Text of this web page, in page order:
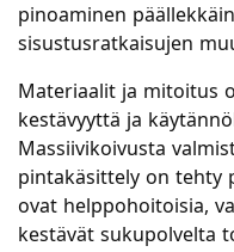
pinoaminen
sisustusratkaisujen
Materiaalit ja mitoitus
kestävyyttä ja
Massiivikoivusta
pintakäsittely on tehty
ovat helppohoitoisia,
kestävät sukupolvelta